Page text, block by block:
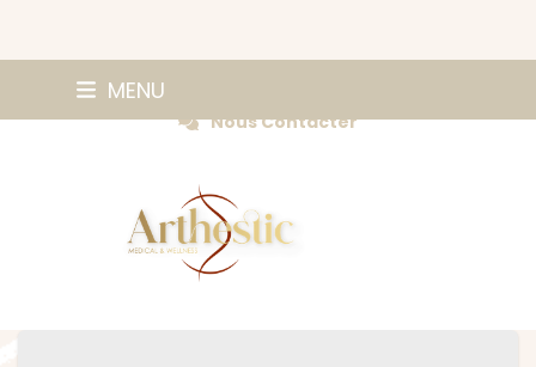
MENU
Nous Contacter